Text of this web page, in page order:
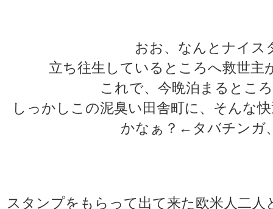
おお、なんとナイス
立ち往生しているところへ救世主
これで、今晩泊まるとこ
しっかしこの泥臭い田舎町に、そんな
かなぁ？←タバチンガ
スタンプをもらって出て来た欧米人二